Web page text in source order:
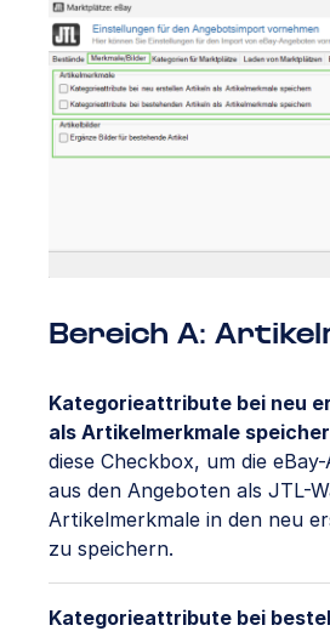
Bereich A:
Kategorieattribute bei neu
als Artikelmerkmale
diese Checkbox, um die
aus den Angeboten als JTL-
Artikelmerkmale in den neu
zu speichern.
Kategorieattribute bei